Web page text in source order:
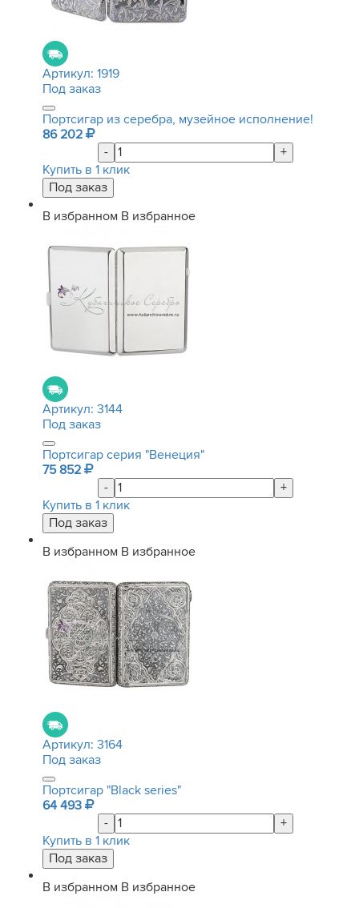
Артикул: 1919
Под заказ
Портсигар из серебра, музейное исполнение!
86 202
-
+
Купить в 1 клик
В избранном В избранное
Артикул: 3144
Под заказ
Портсигар серия "Венеция"
75 852
-
+
Купить в 1 клик
В избранном В избранное
Артикул: 3164
Под заказ
Портсигар "Black series"
64 493
-
+
Купить в 1 клик
В избранном В избранное